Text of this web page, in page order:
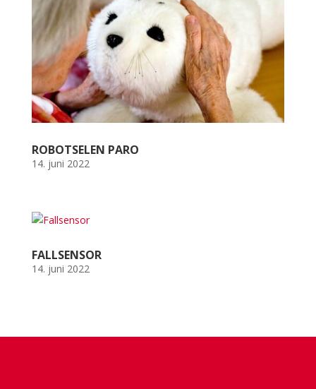
ROBOTSELEN PARO
14. juni 2022
FALLSENSOR
14. juni 2022